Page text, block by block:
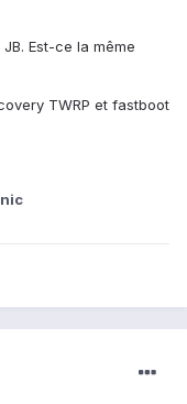
Est-ce la même
TWRP et fastboot